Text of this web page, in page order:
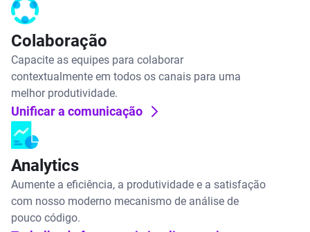
Colaboração
Capacite as equipes para colaborar
contextualmente em todos os canais para uma
melhor produtividade.
Unificar a comunicação
Analytics
Aumente a eficiência, a produtividade e a satisfação
com nosso moderno mecanismo de análise de
pouco código.